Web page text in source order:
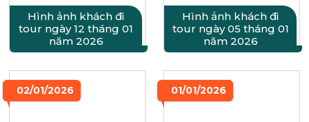
Hình ảnh khách đi
tour ngày 12 tháng 01
năm 2026
Hình ảnh khách đi
tour ngày 05 tháng 01
năm 2026
02/01/2026 01/01/2026